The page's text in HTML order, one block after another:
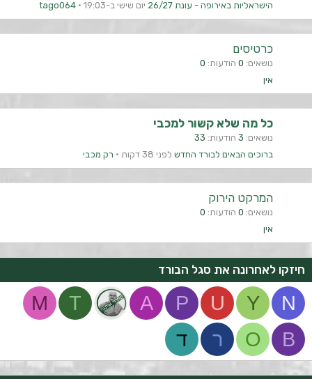
הישראליות באירופה - עונת 26/27
יום שישי ב-19:03 tago064
כרטיסים
נושאים 0 הודעות 0
אין
כל מה שלא קשור למכבי
נושאים 3 הודעות 33
ברוכים הבאים לבורד החדש לפני 38 דקות רק מכבי
המרקט הירוק
נושאים 0 הודעות 0
אין
חיזקו לאחרונה את סגל הבורד
N
Y
U
P
A
T
M
B
O ר ד